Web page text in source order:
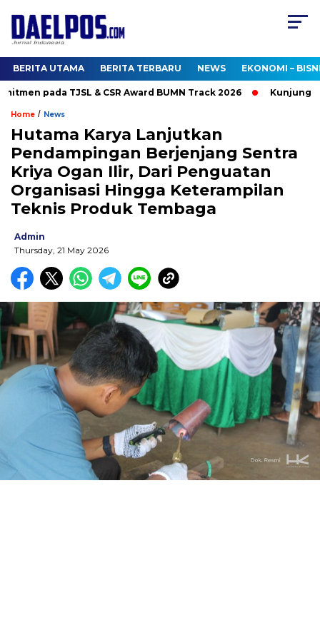
BERITA UTAMA BERITA TERBARU NEWS EKONOMI –
pada TJSL & CSR Award BUMN Track 2026 Kunjungi
Home / News
Hutama Karya Lanjutkan
Pendampingan Berjenjang Sentra
Kriya Ogan Ilir, Dari Penguatan
Organisasi Hingga Keterampilan
Teknis Produk Tembaga
Admin
Thursday, 21 May 2026